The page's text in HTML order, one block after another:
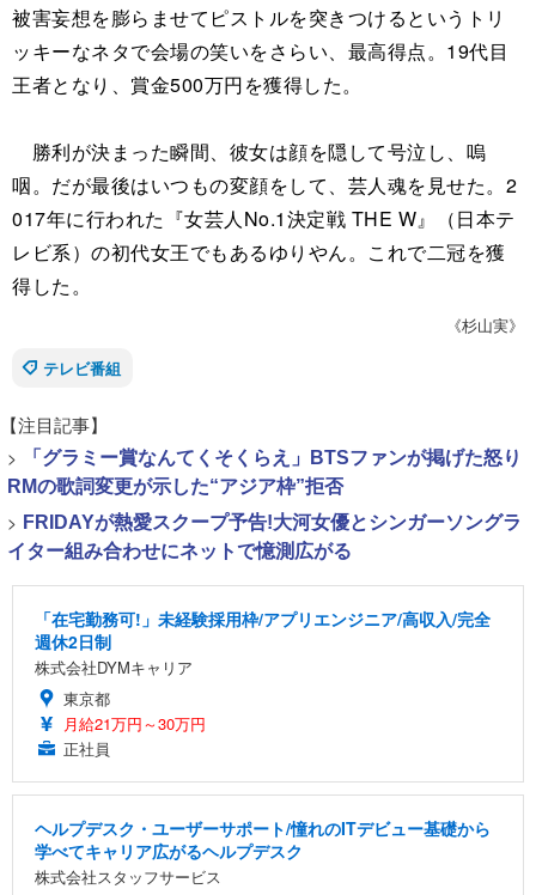
被害妄想を膨らませてピストルを突きつけるというトリ
ッキーなネタで会場の笑いをさらい、最高得点。19代目
王者となり、賞金500万円を獲得した。
勝利が決まった瞬間、彼女は顔を隠して号泣し、嗚
咽。だが最後はいつもの変顔をして、芸人魂を見せた。2
017年に行われた『女芸人No.1決定戦 THE W』（日本テ
レビ系）の初代女王でもあるゆりやん。これで二冠を獲
得した。
《杉山実》
テレビ番組
【注目記事】
>
「グラミー賞なんてくそくらえ」BTSファンが掲げた怒り
RMの歌詞変更が示した“アジア枠”拒否
> FRIDAYが熱愛スクープ予告!大河女優とシンガーソングラ
イター組み合わせにネットで憶測広がる
「在宅勤務可!」未経験採用枠/アプリエンジニア/高収入/完全
週休2日制
株式会社DYMキャリア
東京都
月給21万円～30万円
正社員
ヘルプデスク・ユーザーサポート/憧れのITデビュー基礎から
学べてキャリア広がるヘルプデスク
株式会社スタッフサービス